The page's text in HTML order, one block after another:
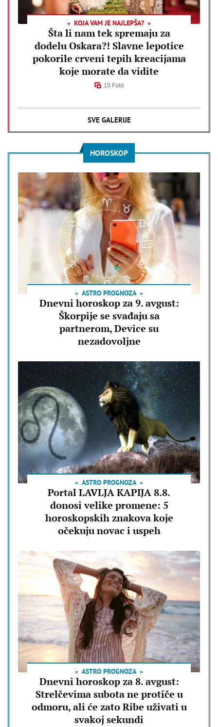
KOJA VAM JE NAJLEPŠA?
Šta li nam tek spremaju za
dodelu Oskara?! Slavne lepotice
pokorile crveni tepih kreacijama
koje morate da vidite
10 Foto
SVE GALERIJE
HOROSKOP
ASTRO PROGNOZA
Dnevni horoskop za 9. avgust:
Škorpije se svađaju sa
partnerom, Device su
nezadovoljne
ASTRO PROGNOZA
Portal LAVLJA KAPIJA 8.8.
donosi velike promene: 5
horoskopskih znakova koje
očekuju novac i uspeh
ASTRO PROGNOZA
Dnevni horoskop za 8. avgust:
Strelčevima subota ne protiče u
odmoru, ali će zato Ribe uživati u
svakoj sekundi